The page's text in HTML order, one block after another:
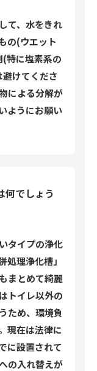
て、水をきれ
の(ウエット
特に塩素系の
けてくださ
による分解が
ようにお願い
何でしょう
タイプの浄化
処理浄化槽」
まとめて綺麗
トイレ以外の
ため、環境負
現在は法律に
に設置されて
の入れ替えが